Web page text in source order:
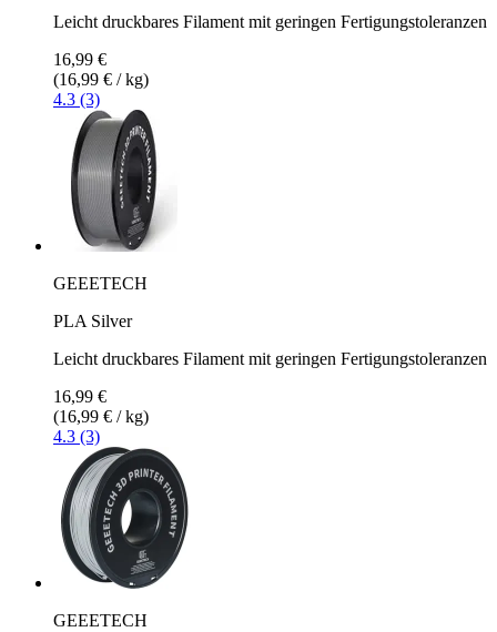
Leicht druckbares Filament mit geringen Fertigungstoleranzen
16,99 €
(16,99 € / kg)
4.3 (3)
GEEETECH
PLA Silver
Leicht druckbares Filament mit geringen Fertigungstoleranzen
16,99 €
(16,99 € / kg)
4.3 (3)
GEEETECH